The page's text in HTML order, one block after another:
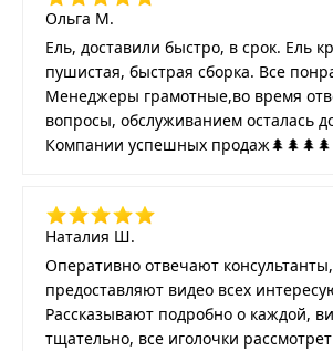
Ольга М.
Ель, доставили быстро, в срок. Ель
пушистая, быстрая сборка. Все
Менеджеры грамотные,во время
вопросы, обслуживанием осталась
Компании успешных
Наталия Ш.
Оперативно отвечают консультанты,
предоставляют видео всех
Рассказывают подробно о каждой,
тщательно, все иголочки